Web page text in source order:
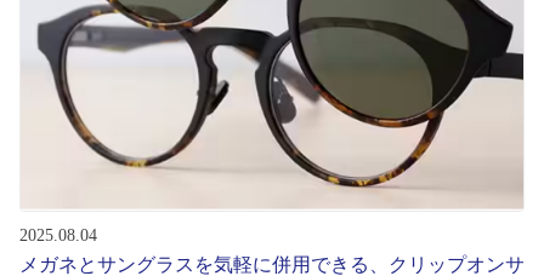
会社概要
パリミキについて
お問い合わせ
2025.08.04
メガネとサングラスを気軽に併用できる、クリップオンサ